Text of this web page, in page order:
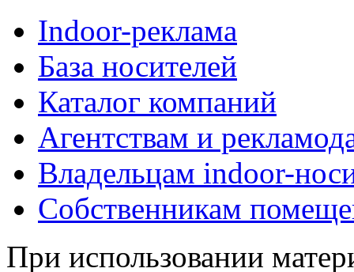
Indoor-реклама
База носителей
Каталог компаний
Агентствам и
Владельцам indoor-
Собственникам
При использовании